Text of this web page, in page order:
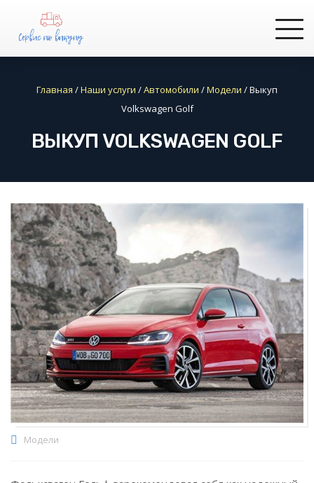
Главная /Наши услуги /Автомобили /Модели /Выкуп
Volkswagen Golf
ВЫКУП VOLKSWAGEN GOLF
Модели